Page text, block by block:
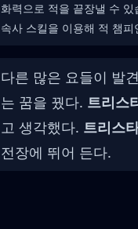
화력으로 적을 끝장낼 수 있
속사 스킬을 이용해 적 챔
다른 많은 요들이 발
는 꿈을 꿨다. 트리스
고 생각했다. 트리스
전장에 뛰어 든다.